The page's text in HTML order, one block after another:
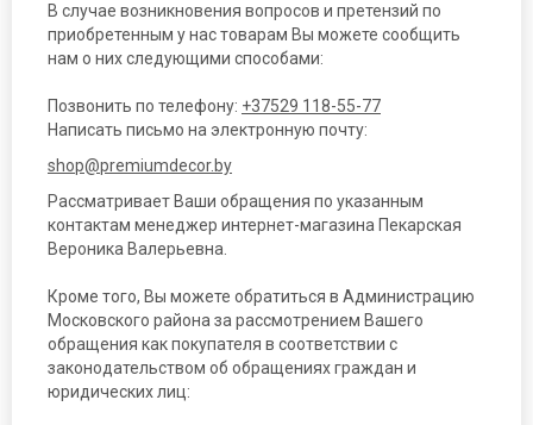
В случае возникновения вопросов и претензий по
приобретенным у нас товарам Вы можете сообщить
нам о них следующими способами:
Позвонить по телефону: +37529 118-55-77
Написать письмо на электронную почту:
shop@premiumdecor.by
Рассматривает Ваши обращения по указанным
контактам менеджер интернет-магазина Пекарская
Вероника Валерьевна.
Кроме того, Вы можете обратиться в Администрацию
Московского района за рассмотрением Вашего
обращения как покупателя в соответствии с
законодательством об обращениях граждан и
юридических лиц: